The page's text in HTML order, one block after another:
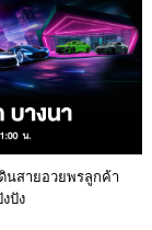
นสายอวยพรลูกค้า
ปัง